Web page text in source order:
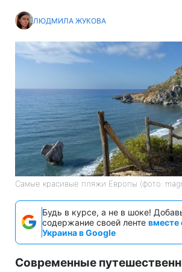
ЛЮДМИЛА ЖУКОВА
Самые красивые пляжи Европы (фото:
Будь в курсе, а не в шоке!
содержание своей ленте вместе
Украина в Google
Современные